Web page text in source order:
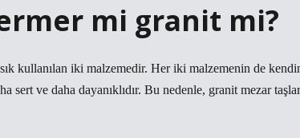
mi granit mi?
kullanılan iki malzemedir. Her iki malzemenin de
sert ve daha dayanıklıdır. Bu nedenle, granit mezar